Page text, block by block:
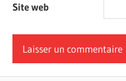
Site web